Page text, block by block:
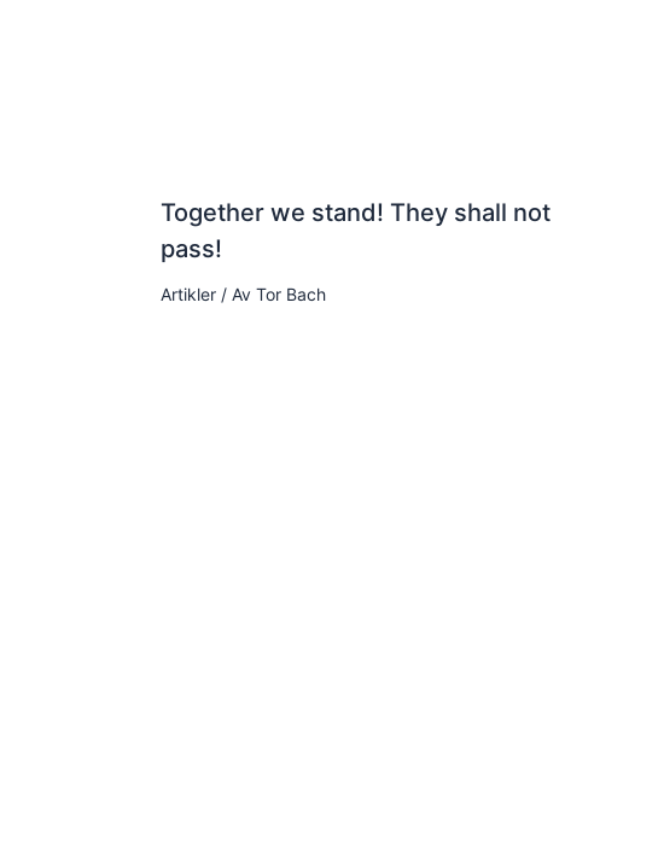
Together we stand! They shall not
pass!
Artikler/ Av Tor Bach